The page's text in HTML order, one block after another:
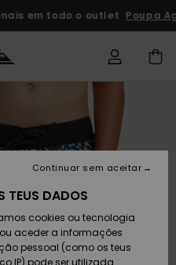
em todo o outlet Poupa
e
e
TEUS DADOS
cookies ou tecnologia
aceder a informações
pessoal (como os teus
IP) pode ser utilizada
Continuar sem aceitar